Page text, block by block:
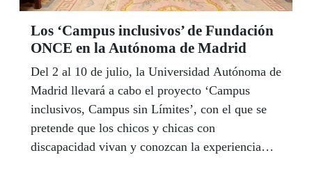
Los ‘Campus inclusivos’ de Fundación
ONCE en la Autónoma de Madrid
Del 2 al 10 de julio, la Universidad Autónoma de
Madrid llevará a cabo el proyecto ‘Campus
inclusivos, Campus sin Límites’, con el que se
pretende que los chicos y chicas con
discapacidad vivan y conozcan la experiencia